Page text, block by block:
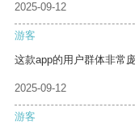
2025-09-12
游客
这款app的用户群体非常
2025-09-12
游客